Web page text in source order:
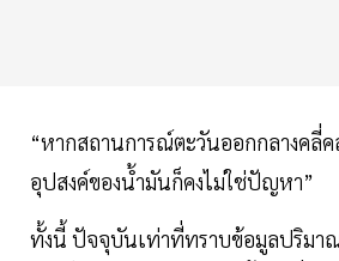
“หากสถานการณ์ตะวันออกกลางคลี่ค
อุปสงค์ของน้ำมันก็คงไม่ใช่ปัญหา”
ทั้งนี้ ปัจจุบันเท่าที่ทราบข้อมูลปริมา